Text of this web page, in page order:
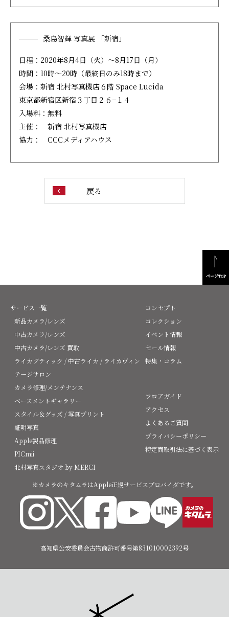
桑島智輝 写真展 「新宿」
日程：2020年8月4日（火）～8月17日（月）
時間：10時～20時（最終日のみ18時まで）
会場：新宿 北村写真機店６階 Space Lucida
東京都新宿区新宿３丁目２６−１４
入場料：無料
主催： 新宿 北村写真機店
協力： CCCメディアハウス
戻る
ページTOP
サービス一覧
新品カメラ/レンズ
中古カメラ/レンズ
中古カメラ/レンズ 買取
ライカブティック / 中古ライカ / ライカヴィン
テージサロン
カメラ修理/メンテナンス
ベースメントギャラリー
スタイル＆グッズ / 写真プリント
証明写真
Apple製品修理
PICmii
北村写真スタジオ by MERCI
※カメラのキタムラはApple正規サービスプロバイダです。
コンセプト
コレクション
イベント情報
セール情報
特集・コラム
フロアガイド
アクセス
よくあるご質問
プライバシーポリシー
特定商取引法に基づく表示
高知県公安委員会古物商許可番号第831010002392号